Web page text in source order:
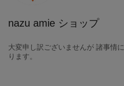
nazu amie ショップ
大変申し訳ございませんが 諸事情
ります。